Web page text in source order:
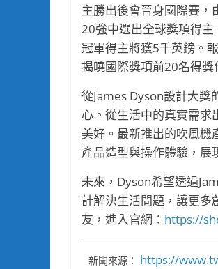
主勝出後會晉身國際賽
20強中選出全球獎項得
冠軍得主將獲5千英鎊。
揭曉國際獎項前20名得
從James Dyson設計大獎
心。從生活中的真實需求
美好。最新推出的吹風
產品造型與操作體驗，展
未來，Dyson希望透過
計解決生活問題，讓更多
友，進入官網： https://
新聞來源： https://